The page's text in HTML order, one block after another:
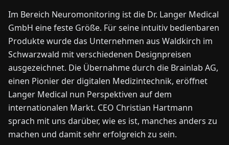
KONTAKT
ZU
Im Bereich Neuromonitoring ist die Dr. Langer Medical
GmbH eine feste Größe. Für seine intuitiv bedienbaren
Produkte wurde das Unternehmen aus Waldkirch im
Schwarzwald mit verschiedenen Designpreisen
ausgezeichnet. Die Übernahme durch die Brainlab AG,
einen Pionier der digitalen Medizintechnik, eröffnet
Langer Medical nun Perspektiven auf dem
internationalen Markt. CEO Christian Hartmann
sprach mit uns darüber, wie es ist, manches anders zu
machen und damit sehr erfolgreich zu sein.